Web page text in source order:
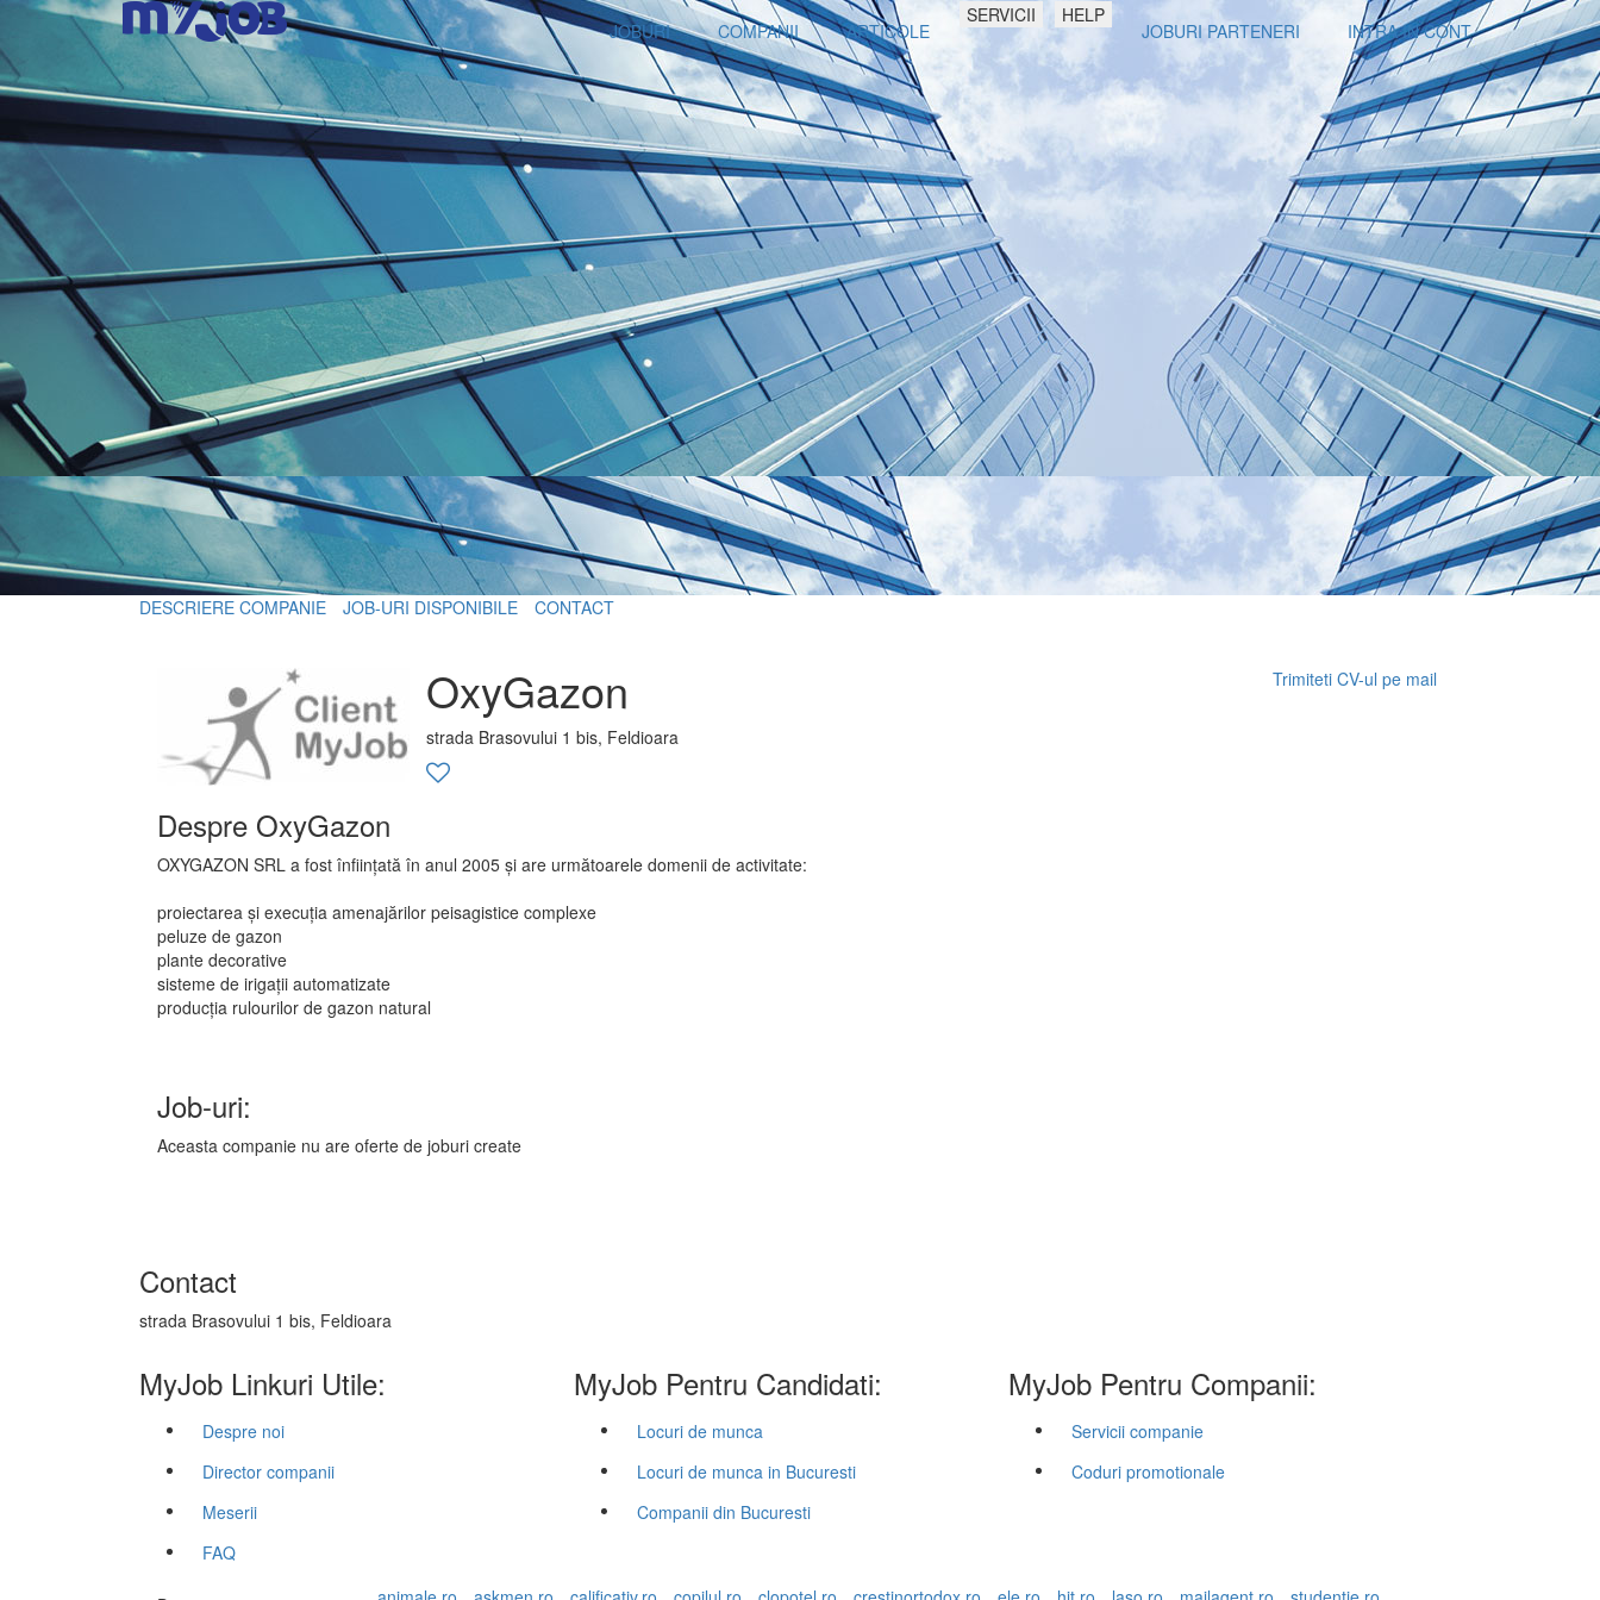
JOBURI COMPANII ARTICOLE
SERVICII HELP
JOBURI PARTENERI INTRA IN CONT
DESCRIERE COMPANIE JOB-URI DISPONIBILE CONTACT
OxyGazon
strada Brasovului 1 bis, Feldioara
Trimiteti CV-ul pe mail
Despre OxyGazon
OXYGAZON SRL a fost înființată în anul 2005 și are următoarele domenii de activitate:
proiectarea și execuția amenajărilor peisagistice complexe
peluze de gazon
plante decorative
sisteme de irigații automatizate
producția rulourilor de gazon natural
Job-uri:
Aceasta companie nu are oferte de joburi create
Contact
strada Brasovului 1 bis, Feldioara
MyJob Linkuri Utile:
Despre noi
Director companii
Meserii
FAQ
MyJob Pentru Candidati:
Locuri de munca
Locuri de munca in Bucuresti
Companii din Bucuresti
MyJob Pentru Companii:
Servicii companie
Coduri promotionale